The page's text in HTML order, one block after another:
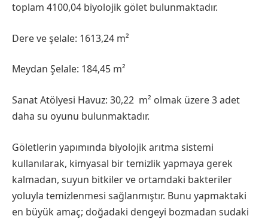
toplam 4100,04 biyolojik gölet bulunmaktadır.
Dere ve şelale: 1613,24 m²
Meydan Şelale: 184,45 m²
Sanat Atölyesi Havuz: 30,22 m² olmak üzere 3 adet
daha su oyunu bulunmaktadır.
Göletlerin yapımında biyolojik arıtma sistemi
kullanılarak, kimyasal bir temizlik yapmaya gerek
kalmadan, suyun bitkiler ve ortamdaki bakteriler
yoluyla temizlenmesi sağlanmıştır. Bunu yapmaktaki
en büyük amaç; doğadaki dengeyi bozmadan sudaki